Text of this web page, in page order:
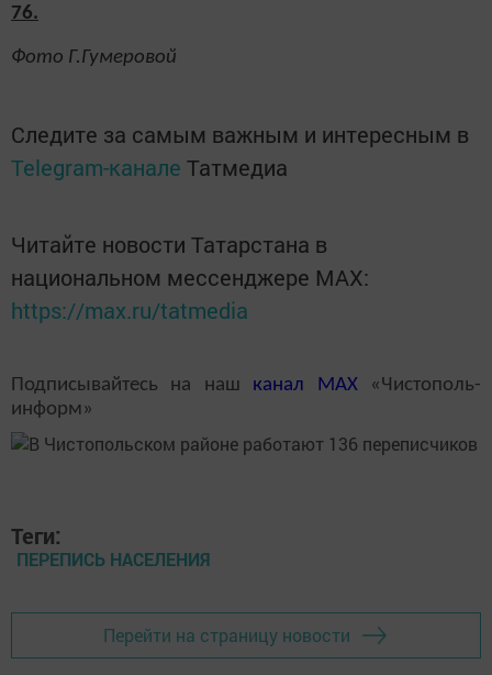
76.
Фото Г.Гумеровой
Следите за самым важным и интересным в
Telegram-канале Татмедиа
Читайте новости Татарстана в
национальном мессенджере MАХ:
https://max.ru/tatmedia
Подписывайтесь на наш канал MAX«Чистополь-
информ»
Теги:
ПЕРЕПИСЬ НАСЕЛЕНИЯ
Перейти на страницу новости